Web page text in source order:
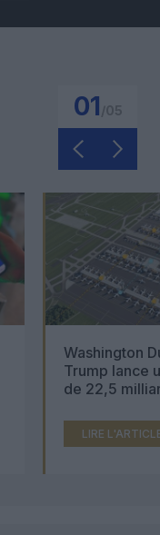
01
Washington
Trump lance
de 22,5
LIRE